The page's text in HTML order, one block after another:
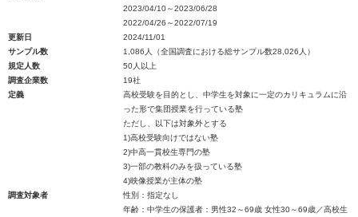
2023/04/10～2023/06/28
2022/04/26～2022/07/19
更新日
2024/11/01
サンプル数
1,086人（全国調査における総サンプル数28,026人）
規定人数
50人以上
調査企業数
19社
定義
高校受験を目的とし、中学生を対象に一定のカリキュラムに沿
った形で集団授業を行っている塾
ただし、以下は対象外とする
1)高校受験向けではない塾
2)中高一貫校生専門の塾
3)一部の教科のみを扱っている塾
4)映像授業が主体の塾
調査対象者
性別：指定なし
年齢：中学生の保護者：男性32～69歳 女性30～69歳／高校生